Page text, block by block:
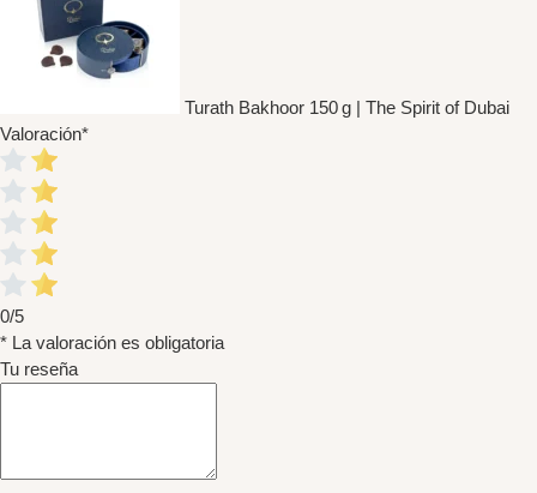
Turath Bakhoor 150 g | The Spirit of Dubai
Valoración*
0/5
* La valoración es obligatoria
Tu reseña